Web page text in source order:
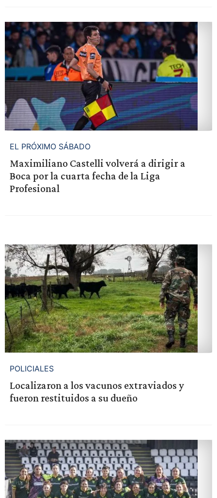
EL PRÓXIMO SÁBADO
Maximiliano Castelli volverá a dirigir a
Boca por la cuarta fecha de la Liga
Profesional
POLICIALES
Localizaron a los vacunos extraviados y
fueron restituidos a su dueño